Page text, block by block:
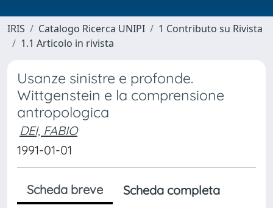
IRIS Catalogo Ricerca UNIPI
1 Contributo su Rivista
1.1 Articolo in rivista
Usanze sinistre e profonde.
Wittgenstein e la comprensione
antropologica
DEI, FABIO
1991-01-01
Scheda breve
Scheda completa